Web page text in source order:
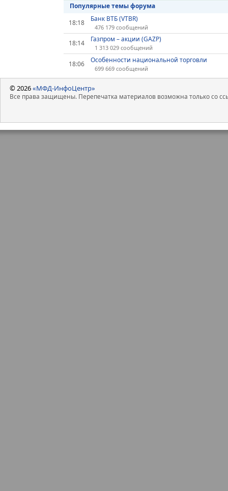
Популярные темы форума
18:18
Банк ВТБ (VTBR)
476 179 сообщений
18:14 Газпром – акции (GAZP)
1 313 029 сообщений
18:06 Особенности национальной торговли
699 669 сообщений
© 2026«МФД-ИнфоЦентр»
Все права защищены. Перепечатка материалов возможна только со